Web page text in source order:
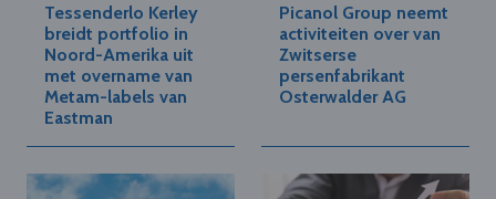
Tessenderlo Kerley
breidt portfolio in
Noord-Amerika uit
met overname van
Metam-labels van
Eastman
Picanol Group neemt
activiteiten over van
Zwitserse
persenfabrikant
Osterwalder AG